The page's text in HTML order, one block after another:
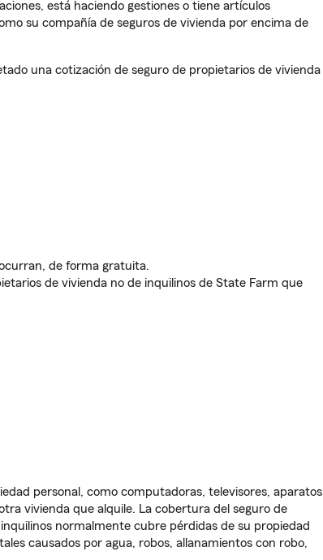
está haciendo gestiones o tiene artículos
su compañía de seguros de vivienda por encima de
una cotización de seguro de propietarios de vivienda
de forma gratuita.
de vivienda no de inquilinos de State Farm que
personal, como computadoras, televisores, aparatos
vivienda que alquile. La cobertura del seguro de
normalmente cubre pérdidas de su propiedad
causados por agua, robos, allanamientos con robo,